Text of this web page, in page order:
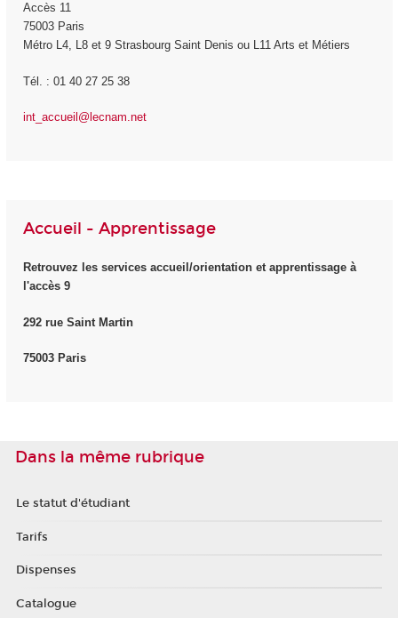
Accès 11
75003 Paris
Métro L4, L8 et 9 Strasbourg Saint Denis ou L11 Arts et Métiers
Tél. : 01 40 27 25 38
int_accueil@lecnam.net
Accueil - Apprentissage
Retrouvez les services accueil/orientation et apprentissage à
l'accès 9
292 rue Saint Martin
75003 Paris
Dans la même rubrique
Le statut d'étudiant
Tarifs
Dispenses
Catalogue